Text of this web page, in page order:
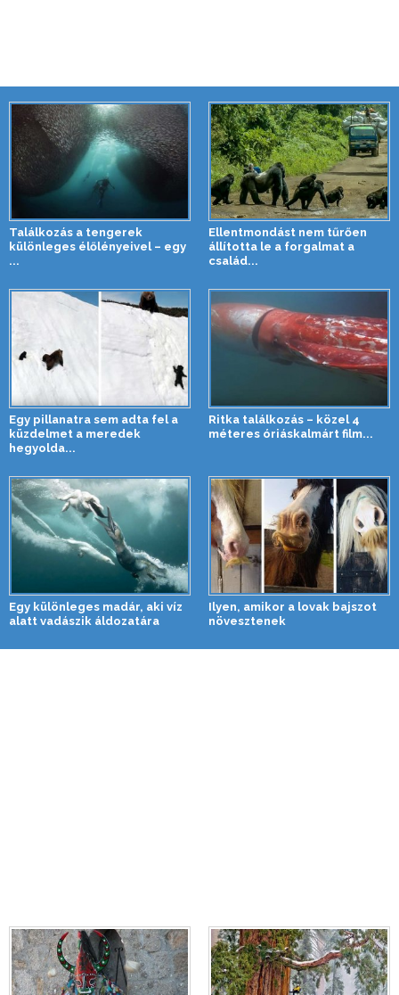
Találkozás a tengerek
különleges élőlényeivel – egy
...
Ellentmondást nem tűrően
állította le a forgalmat a
család...
Egy pillanatra sem adta fel a
küzdelmet a meredek
hegyolda...
Ritka találkozás – közel 4
méteres óriáskalmárt film...
Egy különleges madár, aki víz
alatt vadászik áldozatára
Ilyen, amikor a lovak bajszot
növesztenek